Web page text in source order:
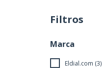
Filtros
Marca
Eldial.com (3)